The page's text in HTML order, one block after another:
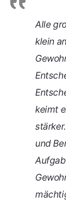
Alle
klein
keimt
und